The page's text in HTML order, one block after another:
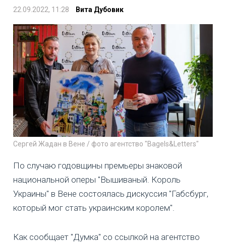
22.09.2022, 11:28 Вита Дубовик
Сергей Жадан в Вене / фото агентство "Bagels&Letters"
По случаю годовщины премьеры знаковой
национальной оперы "Вышиваный. Король
Украины" в Вене состоялась дискуссия "Габсбург,
который мог стать украинским королем".
Как сообщает "Думка" со ссылкой на агентство